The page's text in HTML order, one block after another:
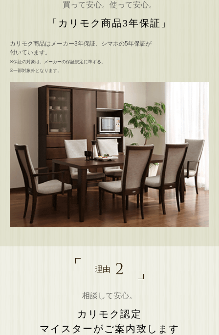
買って安心。使って安心。
「カリモク商品3年保証」
カリモク商品はメーカー3年保証、シマホの5年保証が
付いています。
※保証の対象は、メーカーの保証規定に準ずる。
※一部対象外となります。
理由 2
相談して安心。
カリモク認定
マイスターがご案内致します